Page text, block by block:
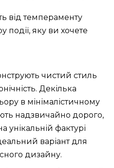
від темпераменту
події, яку ви хочете
чистий стиль
Декілька
в мінімалістичному
надзвичайно дорого,
унікальній фактурі
варіант для
дизайну.